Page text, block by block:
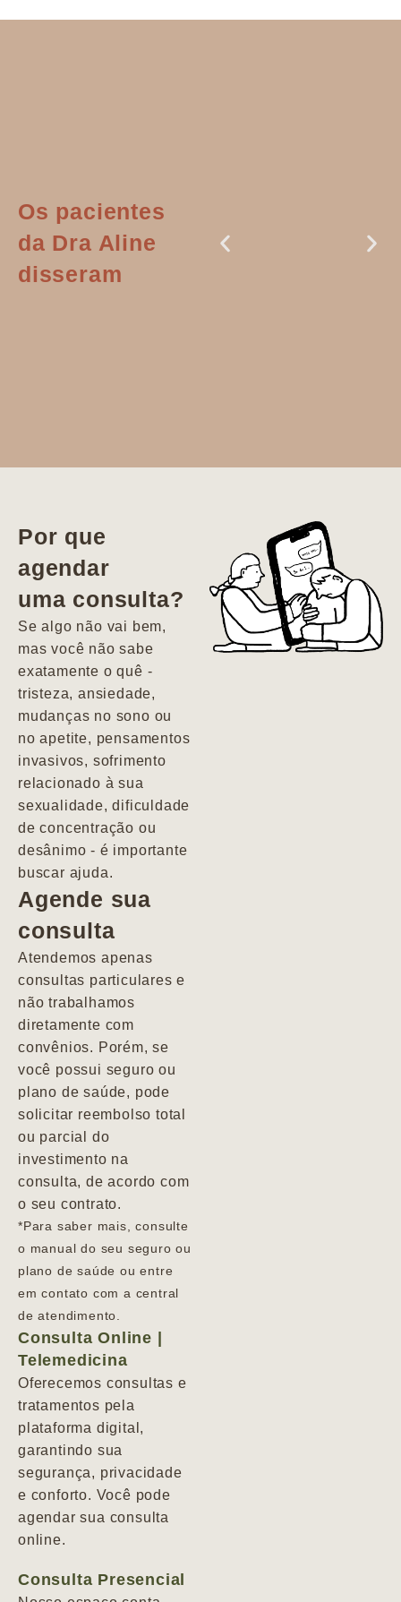
Os pacientes
da Dra Aline
disseram
vida. Ela me
encontrou num
estado misto de
depressão e
agitação com
pensamentos
Por que
agendar
uma consulta?
Se algo não vai bem,
mas você não sabe
exatamente o quê -
tristeza, ansiedade,
mudanças no sono ou
no apetite, pensamentos
invasivos, sofrimento
relacionado à sua
sexualidade, dificuldade
de concentração ou
desânimo - é importante
buscar ajuda.
Agende sua
consulta
Atendemos apenas
consultas particulares e
não trabalhamos
diretamente com
convênios. Porém, se
você possui seguro ou
plano de saúde, pode
solicitar reembolso total
ou parcial do
investimento na
consulta, de acordo com
o seu contrato.
*Para saber mais, consulte
o manual do seu seguro ou
plano de saúde ou entre
em contato com a central
de atendimento.
Consulta Online |
Telemedicina
Oferecemos consultas e
tratamentos pela
plataforma digital,
garantindo sua
segurança, privacidade
e conforto. Você pode
agendar sua consulta
online.
Consulta Presencial